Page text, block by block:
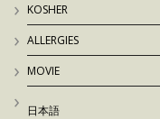
KOSHER
ALLERGIES
MOVIE
日本語